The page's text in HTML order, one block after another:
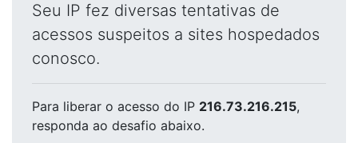
Seu IP fez diversas tentativas de
acessos suspeitos a sites hospedados
conosco.
Para liberar o acesso do IP 216.73.216.215,
responda ao desafio abaixo.